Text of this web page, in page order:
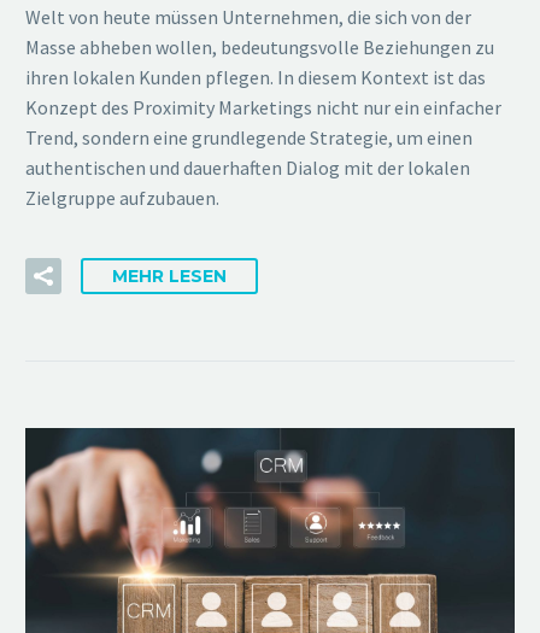
Welt von heute müssen Unternehmen, die sich von der
Masse abheben wollen, bedeutungsvolle Beziehungen zu
ihren lokalen Kunden pflegen. In diesem Kontext ist das
Konzept des Proximity Marketings nicht nur ein einfacher
Trend, sondern eine grundlegende Strategie, um einen
authentischen und dauerhaften Dialog mit der lokalen
Zielgruppe aufzubauen.
MEHR LESEN